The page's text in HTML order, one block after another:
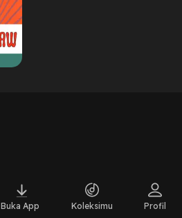
Buka App Koleksimu Profil